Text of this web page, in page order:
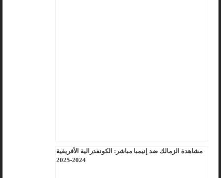
مشاهدة الزمالك ضد إنيمبا مباشر: الكونفدرالية الأفريقية
2024-2025